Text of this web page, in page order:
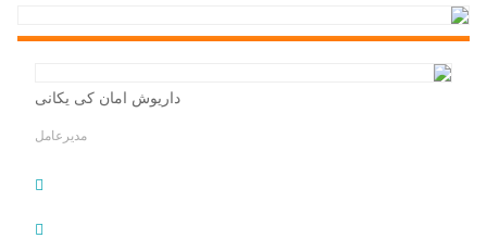
داریوش امان کی یکانی
مدیرعامل